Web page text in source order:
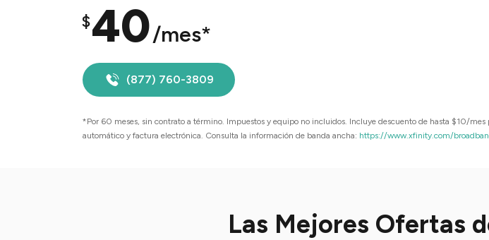
$40/mes*
(877) 760-3809
*Por 60 meses, sin contrato a término. Impuestos y equipo no incluidos. Incluye descuento de hasta $10/mes
automático y factura electrónica. Consulta la información de banda ancha: https://www.xfinity.com/
Las Mejores Ofertas